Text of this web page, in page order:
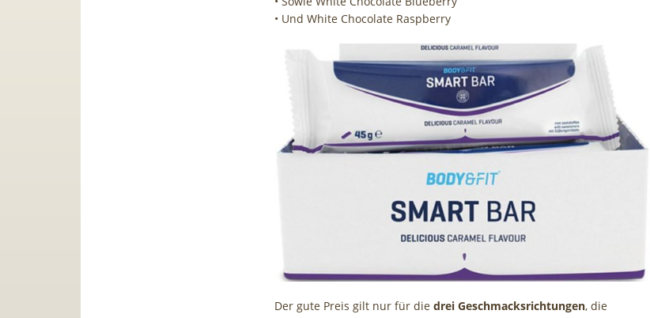
• Und White Chocolate Raspberry
Der gute Preis gilt nur für die drei Geschmacksrichtungen, die